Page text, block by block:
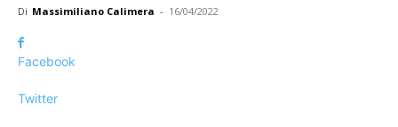
Di Massimiliano Calimera - 16/04/2022
Facebook
Twitter